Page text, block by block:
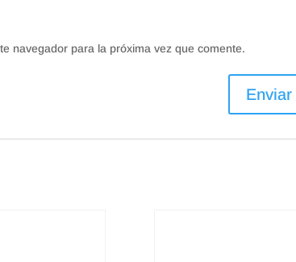
navegador para la próxima vez que comente.